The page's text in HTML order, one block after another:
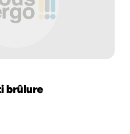
brûlure